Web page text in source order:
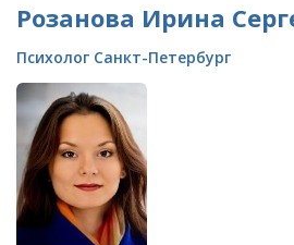
Розанова Ирина
Психолог Санкт-Петербург